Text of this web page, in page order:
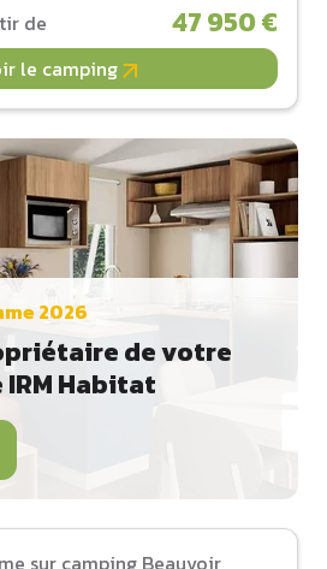
de 47 950 €
le camping
2026
de votre
Habitat